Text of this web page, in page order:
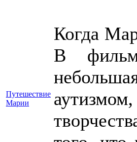
Путешествие
Марии
Когда
В